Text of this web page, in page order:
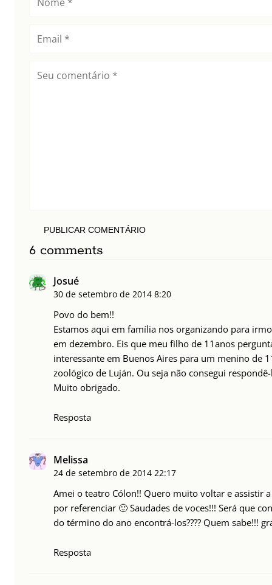
PUBLICAR COMENTÁRIO
6 comments
Josué
30 de setembro de 2014 8:20
Povo do bem!!
Estamos aqui em família nos organizando para
em dezembro. Eis que meu filho de 11anos
interessante em Buenos Aires para um menino de
zoológico de Luján. Ou seja não consegui
Muito obrigado.
Resposta
Melissa
24 de setembro de 2014 22:17
Amei o teatro Cólon!! Quero muito voltar e assistir
por referenciar 🙂 Saudades de voces!!! Será que
do término do ano encontrá-los???? Quem sabe!!!
Resposta